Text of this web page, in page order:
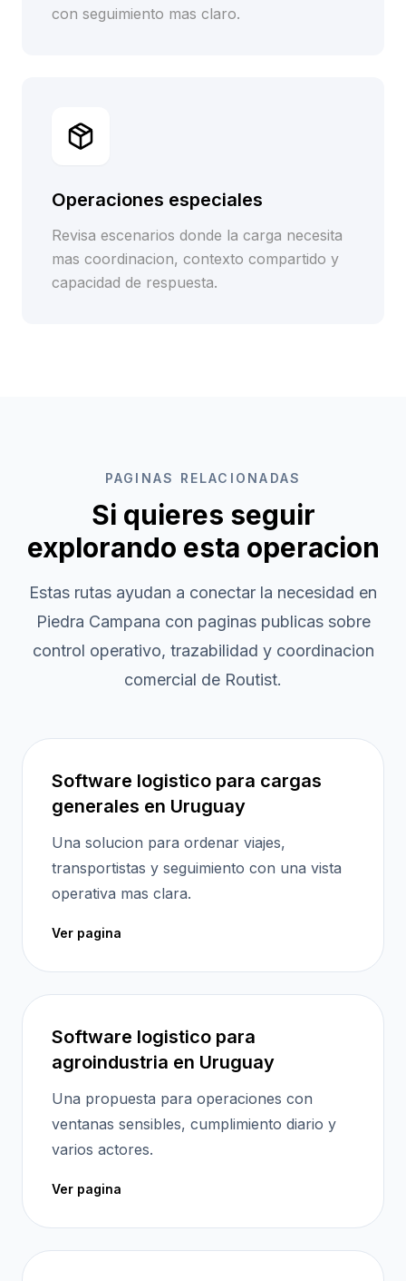
con seguimiento mas claro.
Operaciones especiales
Revisa escenarios donde la carga necesita
mas coordinacion, contexto compartido y
capacidad de respuesta.
PAGINAS RELACIONADAS
Si quieres seguir
explorando esta operacion
Estas rutas ayudan a conectar la necesidad en
Piedra Campana con paginas publicas sobre
control operativo, trazabilidad y coordinacion
comercial de Routist.
Software logistico para cargas
generales en Uruguay
Una solucion para ordenar viajes,
transportistas y seguimiento con una vista
operativa mas clara.
Ver pagina
Software logistico para
agroindustria en Uruguay
Una propuesta para operaciones con
ventanas sensibles, cumplimiento diario y
varios actores.
Ver pagina